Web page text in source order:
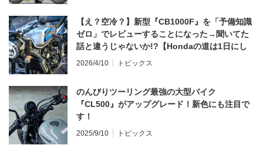
【え？空冷？】新型『CB1000F』を「予備知識
ゼロ」でレビューすることになった→聞いてた
話と違うじゃないか!?【Hondaの道は1日にし
てならず／CB1000F ①第一印象 編】
2026/4/10 トピックス
のんびりツーリング最強の大型バイク
『CL500』がアップグレード！新色にも注目で
す！
2025/9/10 トピックス